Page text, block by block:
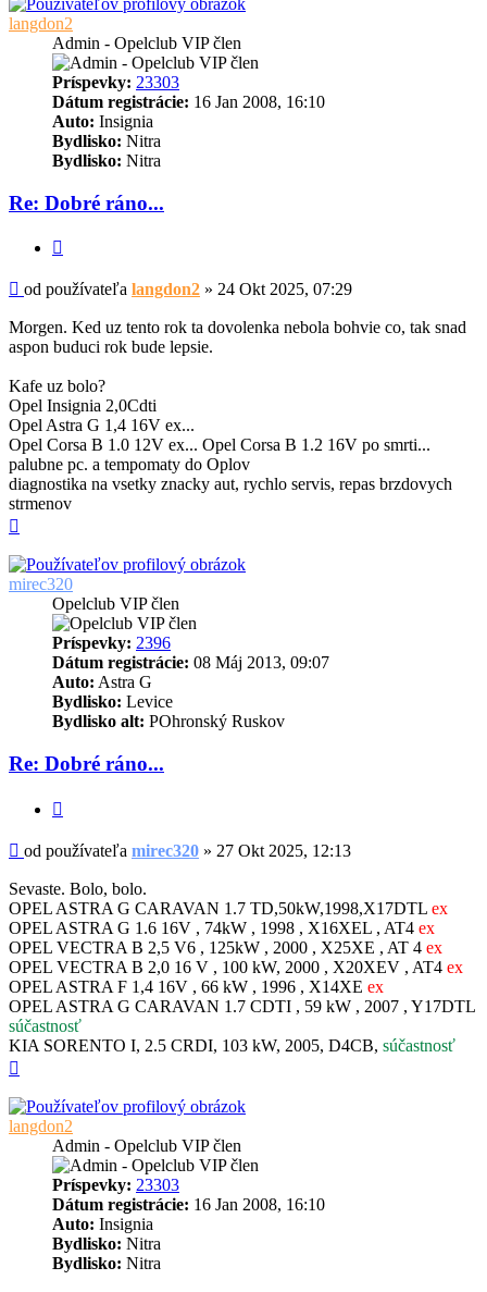
langdon2
Admin - Opelclub VIP člen
Príspevky: 23303
Dátum registrácie: 16 Jan 2008, 16:10
Auto: Insignia
Bydlisko: Nitra
Bydlisko: Nitra
Re: Dobré ráno...
Príspevok
od používateľa langdon2 » 24 Okt 2025, 07:29
Morgen. Ked uz tento rok ta dovolenka nebola bohvie co, tak snad
aspon buduci rok bude lepsie.
Kafe uz bolo?
Opel Insignia 2,0Cdti
Opel Astra G 1,4 16V ex...
Opel Corsa B 1.0 12V ex... Opel Corsa B 1.2 16V po smrti...
palubne pc. a tempomaty do Oplov
diagnostika na vsetky znacky aut, rychlo servis, repas brzdovych
strmenov
mirec320
Opelclub VIP člen
Príspevky: 2396
Dátum registrácie: 08 Máj 2013, 09:07
Auto: Astra G
Bydlisko: Levice
Bydlisko alt: POhronský Ruskov
Re: Dobré ráno...
Príspevok
od používateľa mirec320 » 27 Okt 2025, 12:13
Sevaste. Bolo, bolo.
OPEL ASTRA G CARAVAN 1.7 TD,50kW,1998,X17DTL ex
OPEL ASTRA G 1.6 16V , 74kW , 1998 , X16XEL , AT4 ex
OPEL VECTRA B 2,5 V6 , 125kW , 2000 , X25XE , AT 4 ex
OPEL VECTRA B 2,0 16 V , 100 kW, 2000 , X20XEV , AT4 ex
OPEL ASTRA F 1,4 16V , 66 kW , 1996 , X14XE ex
OPEL ASTRA G CARAVAN 1.7 CDTI , 59 kW , 2007 , Y17DTL
súčastnosť
KIA SORENTO I, 2.5 CRDI, 103 kW, 2005, D4CB, súčastnosť
langdon2
Admin - Opelclub VIP člen
Príspevky: 23303
Dátum registrácie: 16 Jan 2008, 16:10
Auto: Insignia
Bydlisko: Nitra
Bydlisko: Nitra